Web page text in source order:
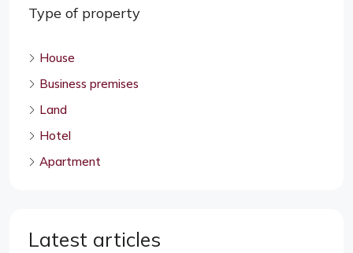
Type of property
House
Business premises
Land
Hotel
Apartment
Latest articles